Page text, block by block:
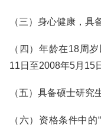
（三）身心健康，具
（四）年龄在18周
11日至2008年5月15
（五）具备硕士研究
（六）资格条件中